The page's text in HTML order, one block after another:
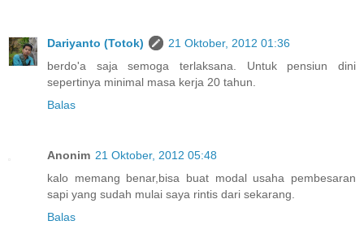
Dariyanto (Totok)
21 Oktober, 2012 01:36
berdo'a saja semoga terlaksana. Untuk pensiun dini
sepertinya minimal masa kerja 20 tahun.
Balas
Anonim 21 Oktober, 2012 05:48
kalo memang benar,bisa buat modal usaha pembesaran
sapi yang sudah mulai saya rintis dari sekarang.
Balas